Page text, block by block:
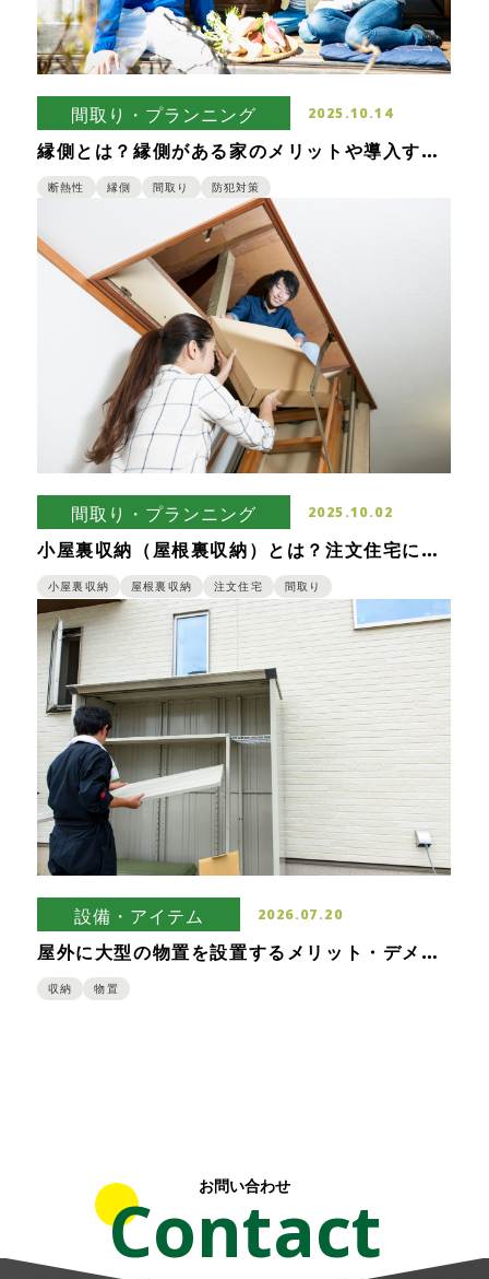
間取り・プランニング 2025.10.14
縁側とは？縁側がある家のメリットや導入する
断熱性 縁側 間取り 防犯対策
間取り・プランニング 2025.10.02
小屋裏収納（屋根裏収納）とは？注文住宅に取
り入れるメリット・デメリット
小屋裏収納 屋根裏収納 注文住宅 間取り
設備・アイテム 2026.07.20
屋外に大型の物置を設置するメリット・デメリ
ット！よくある質問も紹介
収納 物置
お問い合わせ
Contact